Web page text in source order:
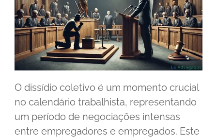
O dissídio coletivo é um momento crucial
no calendário trabalhista, representando
um período de negociações intensas
entre empregadores e empregados. Este